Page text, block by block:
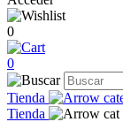
0
0
Tienda
Tienda